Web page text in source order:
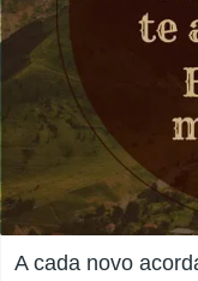
A cada novo